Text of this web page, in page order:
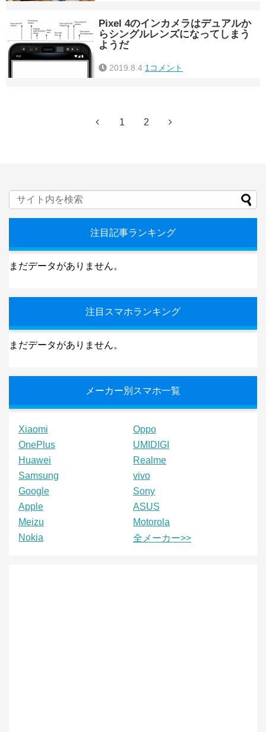
Pixel 4のインカメラはデュアルか
らシングルレンズになってしまう
ようだ
2019.8.4 1コメント
1 2
注目記事ランキング
まだデータがありません。
注目スマホランキング
まだデータがありません。
メーカー別スマホ一覧
Xiaomi
Oppo
OnePlus
UMIDIGI
Huawei
Realme
Samsung
vivo
Google
Sony
Apple
ASUS
Meizu
Motorola
Nokia
全メーカー>>